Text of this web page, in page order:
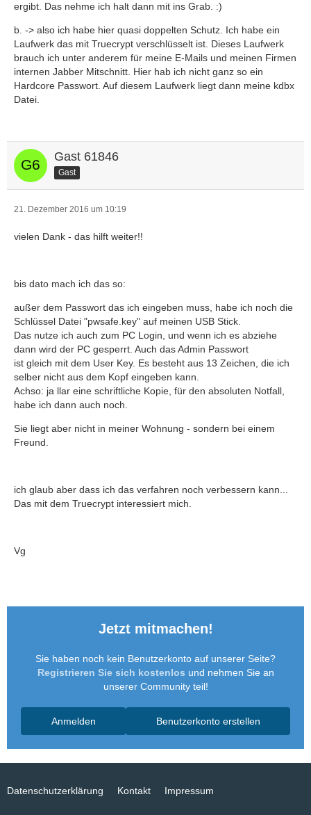
ergibt. Das nehme ich halt dann mit ins Grab. :)
b. -> also ich habe hier quasi doppelten Schutz. Ich habe ein
Laufwerk das mit Truecrypt verschlüsselt ist. Dieses Laufwerk
brauch ich unter anderem für meine E-Mails und meinen Firmen
internen Jabber Mitschnitt. Hier hab ich nicht ganz so ein
Hardcore Passwort. Auf diesem Laufwerk liegt dann meine kdbx
Datei.
Gast 61846
Gast
21. Dezember 2016 um 10:19
vielen Dank - das hilft weiter!!
bis dato mach ich das so:
außer dem Passwort das ich eingeben muss, habe ich noch die
Schlüssel Datei "pwsafe.key" auf meinen USB Stick.
Das nutze ich auch zum PC Login, und wenn ich es abziehe
dann wird der PC gesperrt. Auch das Admin Passwort
ist gleich mit dem User Key. Es besteht aus 13 Zeichen, die ich
selber nicht aus dem Kopf eingeben kann.
Achso: ja llar eine schriftliche Kopie, für den absoluten Notfall,
habe ich dann auch noch.
Sie liegt aber nicht in meiner Wohnung - sondern bei einem
Freund.
ich glaub aber dass ich das verfahren noch verbessern kann...
Das mit dem Truecrypt interessiert mich.
Vg
Jetzt mitmachen!
Sie haben noch kein Benutzerkonto auf unserer Seite?
Registrieren Sie sich kostenlos und nehmen Sie an
unserer Community teil!
Benutzerkonto erstellen
Anmelden
Datenschutzerklärung Kontakt Impressum